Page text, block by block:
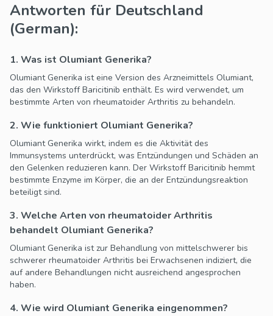
Antworten für Deutschland
(German):
1. Was ist Olumiant Generika?
Olumiant Generika ist eine Version des Arzneimittels Olumiant,
das den Wirkstoff Baricitinib enthält. Es wird verwendet, um
bestimmte Arten von rheumatoider Arthritis zu behandeln.
2. Wie funktioniert Olumiant Generika?
Olumiant Generika wirkt, indem es die Aktivität des
Immunsystems unterdrückt, was Entzündungen und Schäden an
den Gelenken reduzieren kann. Der Wirkstoff Baricitinib hemmt
bestimmte Enzyme im Körper, die an der Entzündungsreaktion
beteiligt sind.
3. Welche Arten von rheumatoider Arthritis
behandelt Olumiant Generika?
Olumiant Generika ist zur Behandlung von mittelschwerer bis
schwerer rheumatoider Arthritis bei Erwachsenen indiziert, die
auf andere Behandlungen nicht ausreichend angesprochen
haben.
4. Wie wird Olumiant Generika eingenommen?